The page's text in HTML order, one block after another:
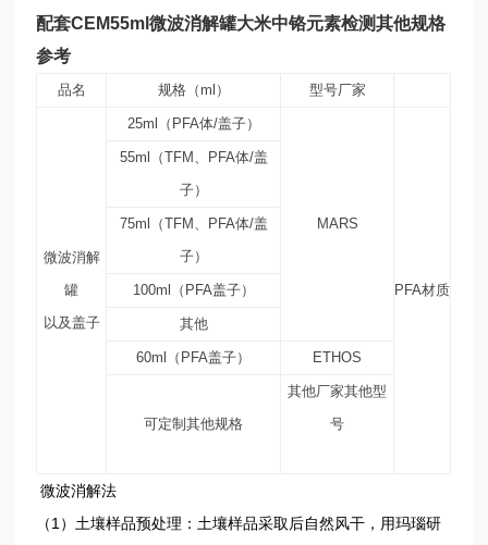
配套CEM55ml微波消解罐大米中铬元素检测其他规格
参考
品名 规格（ml） 型号厂家
微波消解
罐
以及盖子
25ml（PFA体/盖子）
MARS
PFA材质
55ml（TFM、PFA体/盖
子）
75ml（TFM、PFA体/盖
子）
100ml（PFA盖子）
其他
60ml（PFA盖子） ETHOS
可定制其他规格
其他厂家其他型
号
微波消解法
（1）土壤样品预处理：土壤样品采取后自然风干，用玛瑙研